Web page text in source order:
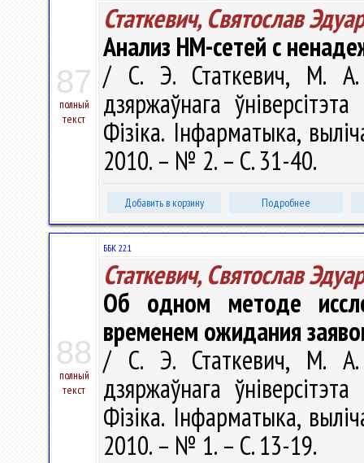
87
полный
текст
Статкевич, Святослав
Анализ НМ-сетей с
/ С. Э. Статкевич, М. А.
дзяржаўнага
Фізіка. Інфарматыка,
2010. – № 2. – С. 31-40.
Добавить в корзину Подробнее
88
полный
текст
ББК 22.1
Статкевич, Святослав
Об одном методе
временем ожидания
/ С. Э. Статкевич, М. А.
дзяржаўнага
Фізіка. Інфарматыка,
2010. – № 1. – С. 13-19.